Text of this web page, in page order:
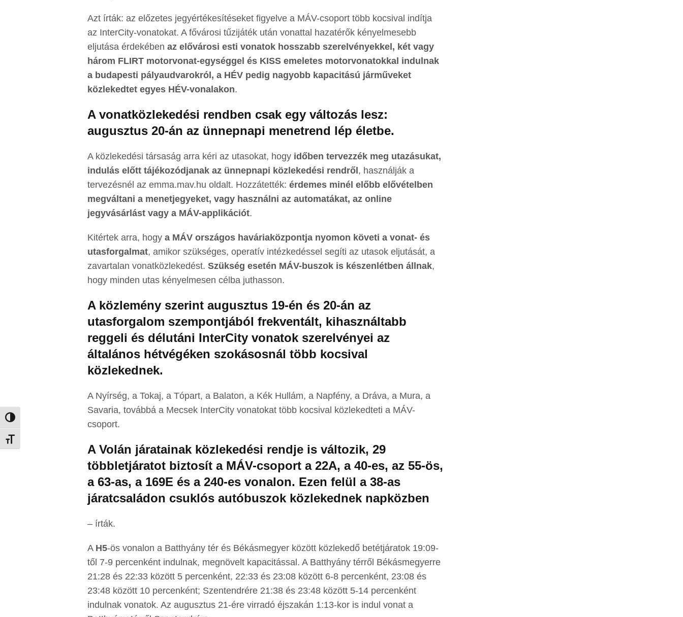
Nagy kontraszt váltása
Betűméret váltása
Azt írták: az előzetes jegyértékesítéseket figyelve a MÁV-csoport több kocsival indítja
az InterCity-vonatokat. A fővárosi tűzijáték után vonattal hazatérők kényelmesebb
eljutása érdekében az elővárosi esti vonatok hosszabb szerelvényekkel, két vagy
három FLIRT motorvonat-egységgel és KISS emeletes motorvonatokkal indulnak
a budapesti pályaudvarokról, a HÉV pedig nagyobb kapacitású járműveket
közlekedtet egyes HÉV-vonalakon.
A vonatközlekedési rendben csak egy változás lesz:
augusztus 20-án az ünnepnapi menetrend lép életbe.
A közlekedési társaság arra kéri az utasokat, hogy időben tervezzék meg utazásukat,
indulás előtt tájékozódjanak az ünnepnapi közlekedési rendről, használják a
tervezésnél az emma.mav.hu oldalt. Hozzátették: érdemes minél előbb elővételben
megváltani a menetjegyeket, vagy használni az automatákat, az online
jegyvásárlást vagy a MÁV-applikációt.
Kitértek arra, hogy a MÁV országos haváriaközpontja nyomon követi a vonat- és
utasforgalmat, amikor szükséges, operatív intézkedéssel segíti az utasok eljutását, a
zavartalan vonatközlekedést. Szükség esetén MÁV-buszok is készenlétben állnak,
hogy minden utas kényelmesen célba juthasson.
A közlemény szerint augusztus 19-én és 20-án az
utasforgalom szempontjából frekventált, kihasználtabb
reggeli és délutáni InterCity vonatok szerelvényei az
általános hétvégéken szokásosnál több kocsival
közlekednek.
A Nyírség, a Tokaj, a Tópart, a Balaton, a Kék Hullám, a Napfény, a Dráva, a Mura, a
Savaria, továbbá a Mecsek InterCity vonatokat több kocsival közlekedteti a MÁV-
csoport.
A Volán járatainak közlekedési rendje is változik, 29
többletjáratot biztosít a MÁV-csoport a 22A, a 40-es, az 55-ös,
a 63-as, a 169E és a 240-es vonalon. Ezen felül a 38-as
járatcsaládon csuklós autóbuszok közlekednek napközben
– írták.
A H5-ös vonalon a Batthyány tér és Békásmegyer között közlekedő betétjáratok 19:09-
től 7-9 percenként indulnak, megnövelt kapacitással. A Batthyány térről Békásmegyerre
21:28 és 22:33 között 5 percenként, 22:33 és 23:08 között 6-8 percenként, 23:08 és
23:48 között 10 percenként; Szentendrére 21:38 és 23:48 között 5-14 percenként
indulnak vonatok. Az augusztus 21-ére virradó éjszakán 1:13-kor is indul vonat a